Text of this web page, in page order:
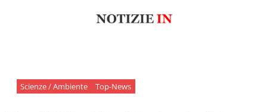
Scienze / Ambiente Top-News